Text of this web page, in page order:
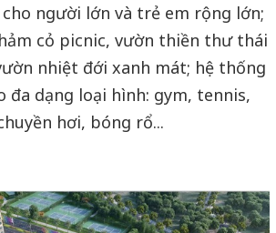
người lớn và trẻ em rộng lớn;
cỏ picnic, vườn thiền thư thái
nhiệt đới xanh mát; hệ thống
đa dạng loại hình: gym, tennis,
hơi, bóng rổ...